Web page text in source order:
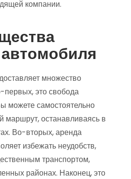
компании.
множество
это свобода
можете самостоятельно
маршрут, останавливаясь в
Во-вторых, аренда
избежать неудобств,
транспортом,
районах. Наконец, это